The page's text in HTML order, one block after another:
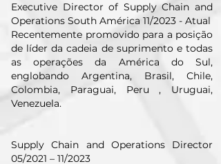
Executive Director of Supply Chain and
Operations South América 11/2023 - Atual
Recentemente promovido para a posição
de líder da cadeia de suprimento e todas
as operações da América do Sul,
englobando Argentina, Brasil, Chile,
Colombia, Paraguai, Peru , Uruguai,
Venezuela.
Supply Chain and Operations Director
05/2021 – 11/2023